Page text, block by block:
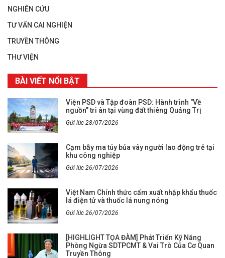
NGHIÊN CỨU
TƯ VẤN CAI NGHIỆN
TRUYỀN THÔNG
THƯ VIỆN
BÀI VIẾT NỔI BẬT
Viện PSD và Tập đoàn PSD: Hành trình "Về
nguồn" tri ân tại vùng đất thiêng Quảng Trị
Gửi lúc 28/07/2026
Cạm bẫy ma túy bủa vây người lao động trẻ tại
khu công nghiệp
Gửi lúc 26/07/2026
Việt Nam Chính thức cấm xuất nhập khẩu thuốc
lá điện tử và thuốc lá nung nóng
Gửi lúc 26/07/2026
[HIGHLIGHT TỌA ĐÀM] Phát Triển Kỹ Năng
Phòng Ngừa SDTPCMT & Vai Trò Của Cơ Quan
Truyền Thông